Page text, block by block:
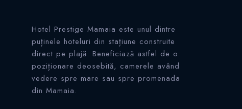
Hotel Prestige Mamaia este unul dintre
puținele hoteluri din stațiune construite
direct pe plajă. Beneficiază astfel de o
poziționare deosebită, camerele având
vedere spre mare sau spre promenada
din Mamaia.